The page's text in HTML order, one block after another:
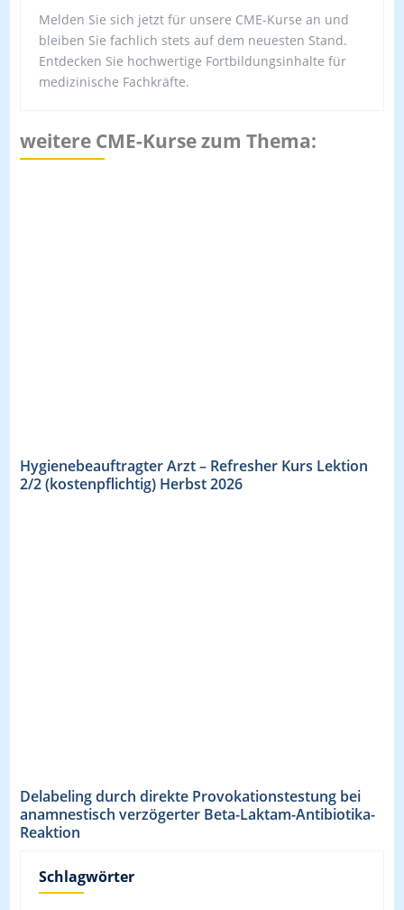
Melden Sie sich jetzt für unsere CME-Kurse an und
bleiben Sie fachlich stets auf dem neuesten Stand.
Entdecken Sie hochwertige Fortbildungsinhalte für
medizinische Fachkräfte.
weitere CME-Kurse zum Thema:
Hygienebeauftragter Arzt – Refresher Kurs Lektion
2/2 (kostenpflichtig) Herbst 2026
Delabeling durch direkte Provokationstestung bei
anamnestisch verzögerter Beta-Laktam-Antibiotika-
Reaktion
Schlagwörter